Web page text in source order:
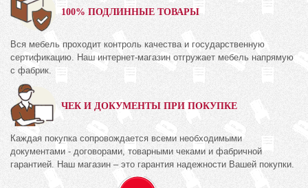
100% ПОДЛИННЫЕ ТОВАРЫ
Вся мебель проходит контроль качества и государственную
сертификацию. Наш интернет-магазин отгружает мебель напрямую
с фабрик.
ЧЕК И ДОКУМЕНТЫ ПРИ ПОКУПКЕ
Каждая покупка сопровождается всеми необходимыми
документами - договорами, товарными чеками и фабричной
гарантией. Наш магазин – это гарантия надежности Вашей покупки.